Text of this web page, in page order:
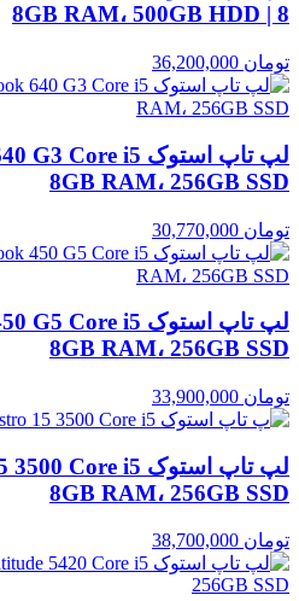
8 | 8GB RAM، 500GB HDD
تومان
8GB RAM، 256GB SSD
تومان
8GB RAM، 256GB SSD
تومان
8GB RAM، 256GB SSD
تومان